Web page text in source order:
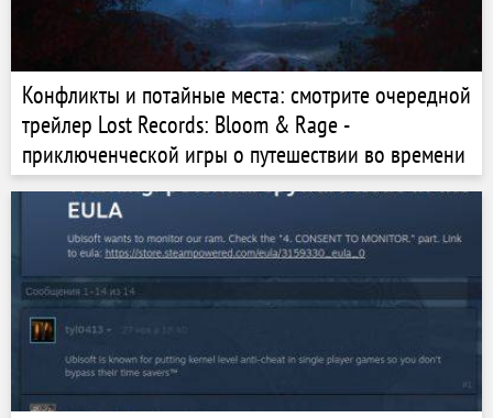
Конфликты и потайные места: смотрите очередной
трейлер Lost Records: Bloom & Rage -
приключенческой игры о путешествии во времени